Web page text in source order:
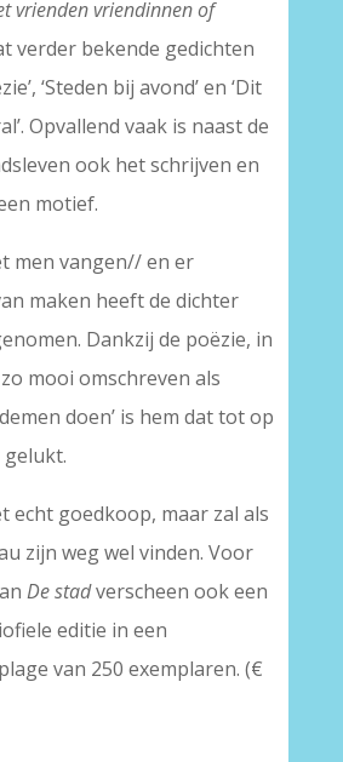
vrienden vriendinnen of
verder bekende gedichten
‘Steden bij avond’ en ‘Dit
Opvallend vaak is naast de
ook het schrijven en
motief.
men vangen// en er
maken heeft de dichter
Dankzij de poëzie, in
zo mooi omschreven als
doen’ is hem dat tot op
echt goedkoop, maar zal als
zijn weg wel vinden. Voor
De stadverscheen ook een
editie in een
van 250 exemplaren. (€